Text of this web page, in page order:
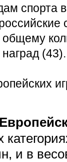
спорта
(43).
и в